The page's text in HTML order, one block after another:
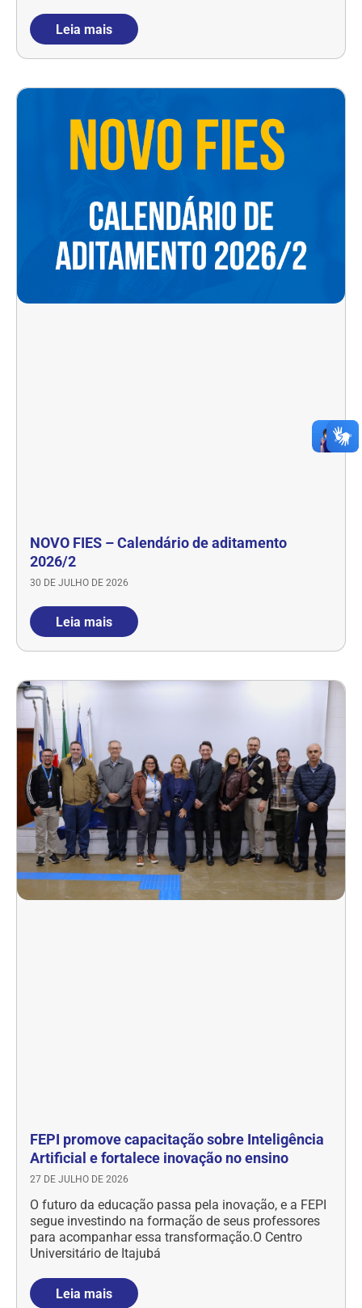
Leia mais
NOVO FIES – Calendário de aditamento
2026/2
30 DE JULHO DE 2026
Leia mais
FEPI promove capacitação sobre Inteligência
Artificial e fortalece inovação no ensino
27 DE JULHO DE 2026
O futuro da educação passa pela inovação, e a FEPI
segue investindo na formação de seus professores
para acompanhar essa transformação.O Centro
Universitário de Itajubá
Leia mais